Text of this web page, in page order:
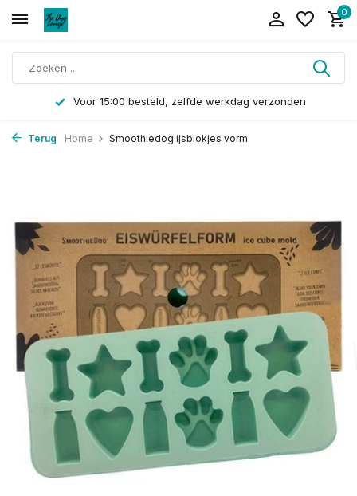
0
Voor 15:00 besteld, zelfde werkdag verzonden
Terug Home Smoothiedog ijsblokjes vorm